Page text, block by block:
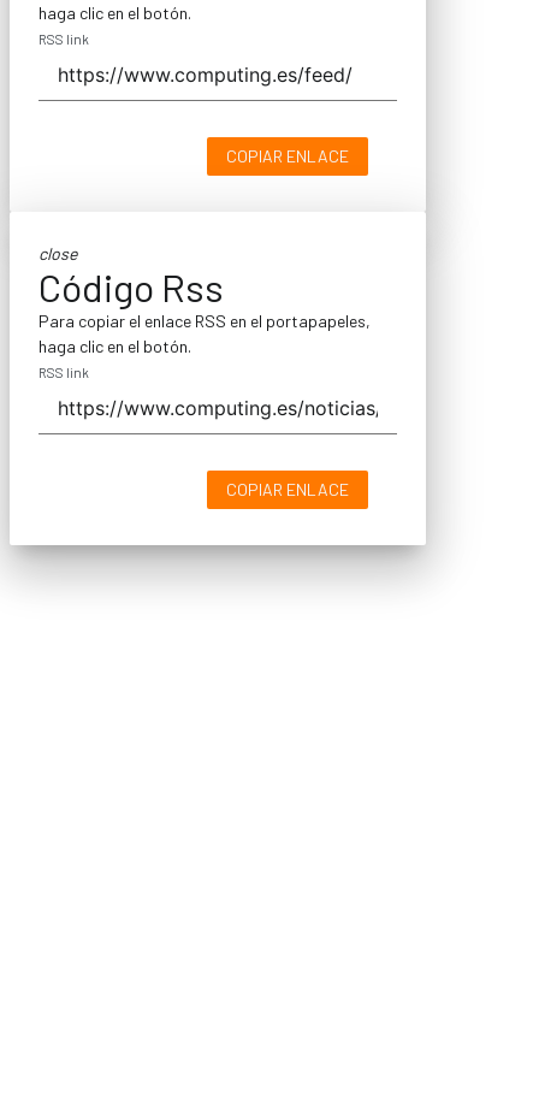
haga clic en el botón.
RSS link
COPIAR ENLACE
close
Código Rss
Para copiar el enlace RSS en el portapapeles,
haga clic en el botón.
RSS link
COPIAR ENLACE